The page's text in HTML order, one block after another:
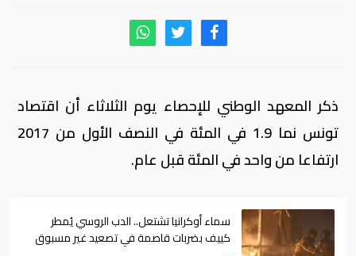
ذكر المعهد الوطني للإحصاء يوم الثلاثاء أن اقتصاد
تونس نما 1.9 في المئة في النصف الأول من 2017
ارتفاعا من واحد في المئة قبل عام.
سماء أوكرانيا تشتعل.. الدب الروسي يُمطر
كييف بضربات قاصمة في تصعيد غير مسبوق